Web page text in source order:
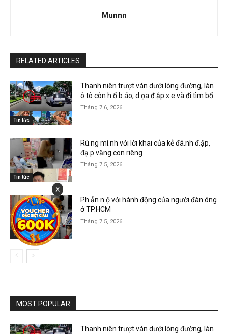
Munnn
RELATED ARTICLES
Tin tức
Thanh niên trượt ván dưới lòng đường, làn
ô tô còn h.ổ b.áo, d.ọa đ.ập x.e và đi tìm bố
Tháng 7 6, 2026
Tin tức
Rù.ng mì.nh với lời khai của kẻ đá.nh đ.ập,
đạ.p văng con riêng
Tháng 7 5, 2026
Tin tức
Ph.ẫn n.ộ với hành động của người đàn ông
ở TP.HCM
Tháng 7 5, 2026
MOST POPULAR
Thanh niên trượt ván dưới lòng đường, làn
x